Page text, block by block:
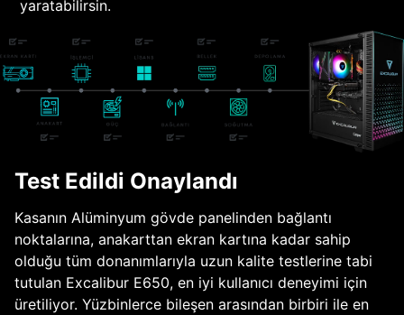
yaratabilirsin.
Test Edildi Onaylandı
Kasanın Alüminyum gövde panelinden bağlantı
noktalarına, anakarttan ekran kartına kadar sahip
olduğu tüm donanımlarıyla uzun kalite testlerine tabi
tutulan Excalibur E650, en iyi kullanıcı deneyimi için
üretiliyor. Yüzbinlerce bileşen arasından birbiri ile en